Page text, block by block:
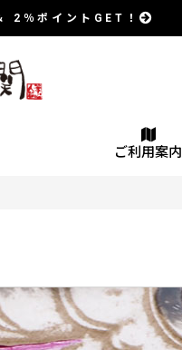
2％ポイントGET！
ご利用案内